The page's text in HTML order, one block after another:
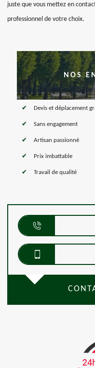
juste que vous mettez en
professionnel de votre choix.
NOS
Devis et déplacement
Sans engagement
Artisan passionné
Prix imbattable
Travail de qualité